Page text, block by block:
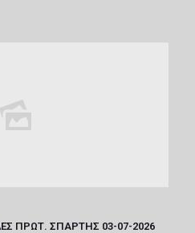
ΠΡΩΤ. ΣΠΑΡΤΗΣ 03-07-2026